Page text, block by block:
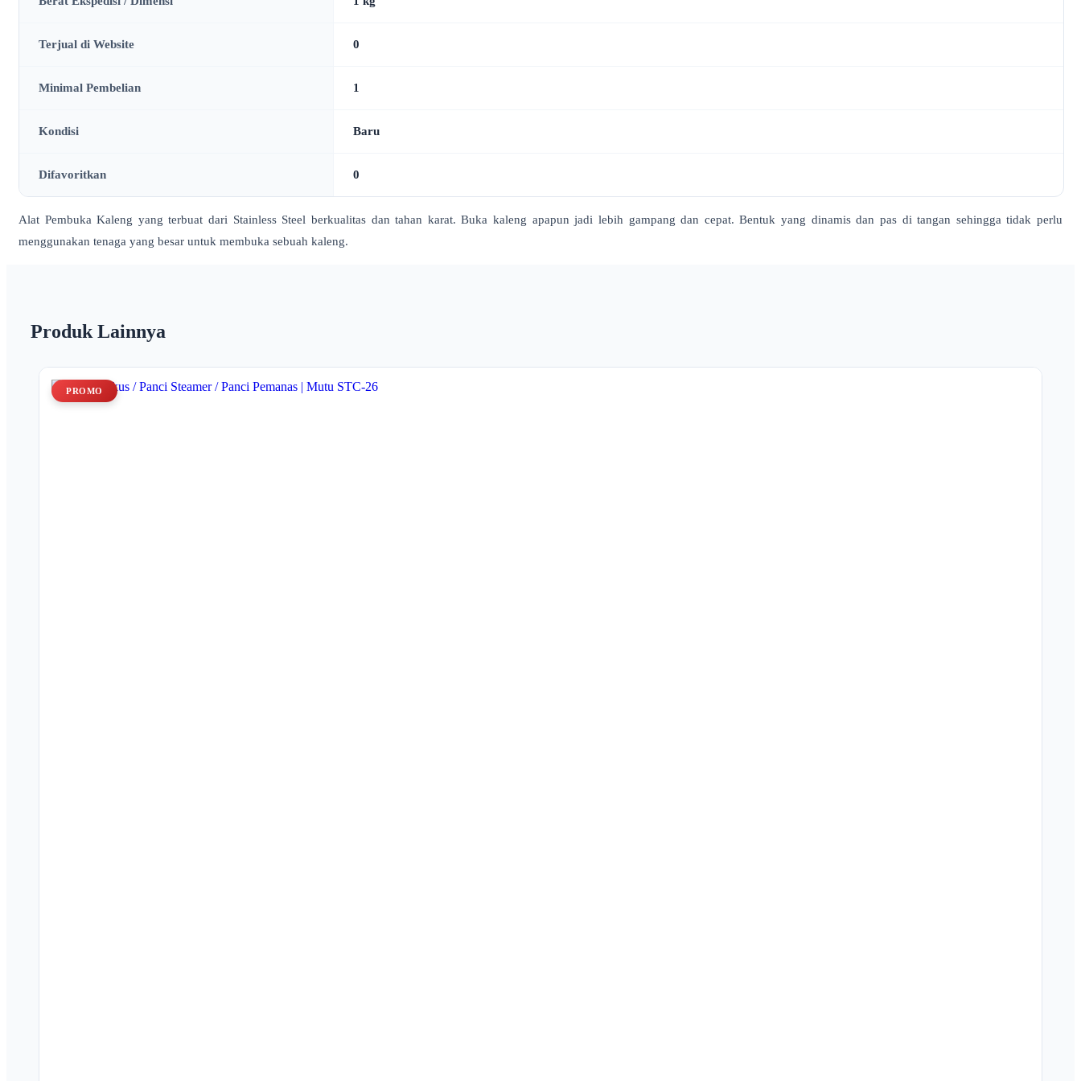
Terjual di Website 0
Minimal Pembelian 1
Kondisi Baru
Difavoritkan 0
Alat Pembuka Kaleng yang terbuat dari Stainless Steel berkualitas dan tahan karat. Buka kaleng apapun jadi lebih gampang dan cepat. Bentuk yang dinamis dan pas di tangan sehingga tidak perlu
menggunakan tenaga yang besar untuk membuka sebuah kaleng.
Produk Lainnya
PROMO